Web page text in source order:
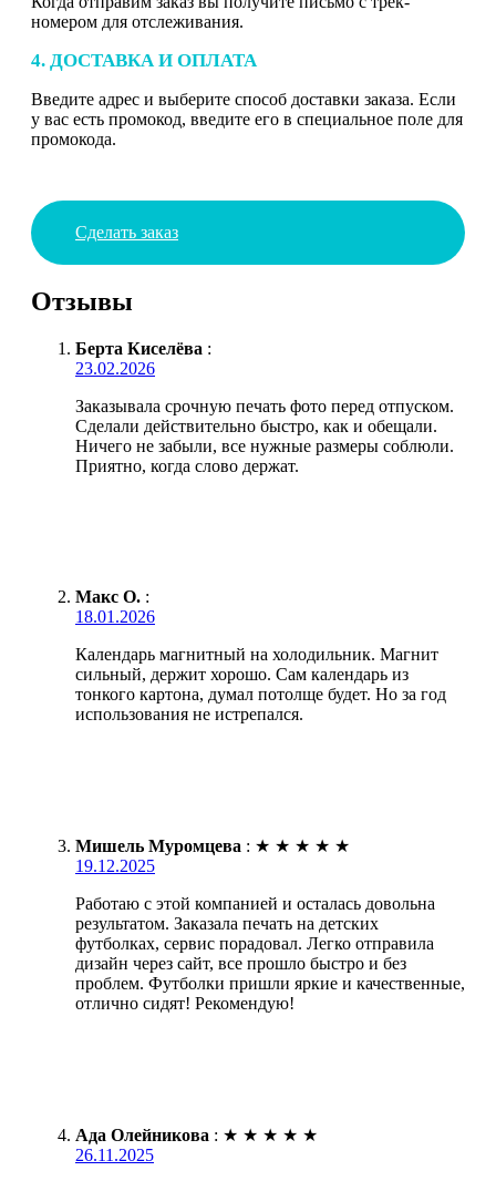
номером для отслеживания.
4. ДОСТАВКА И ОПЛАТА
Введите адрес и выберите способ доставки заказа. Если
у вас есть промокод, введите его в специальное поле для
промокода.
Сделать заказ
Отзывы
Берта Киселёва :
23.02.2026
Заказывала срочную печать фото перед отпуском.
Сделали действительно быстро, как и обещали.
Ничего не забыли, все нужные размеры соблюли.
Приятно, когда слово держат.
Макс О. :
18.01.2026
Календарь магнитный на холодильник. Магнит
сильный, держит хорошо. Сам календарь из
тонкого картона, думал потолще будет. Но за год
использования не истрепался.
Мишель Муромцева : ★ ★ ★ ★ ★
19.12.2025
Работаю с этой компанией и осталась довольна
результатом. Заказала печать на детских
футболках, сервис порадовал. Легко отправила
дизайн через сайт, все прошло быстро и без
проблем. Футболки пришли яркие и качественные,
отлично сидят! Рекомендую!
Ада Олейникова : ★ ★ ★ ★ ★
26.11.2025